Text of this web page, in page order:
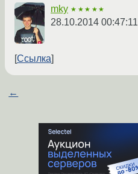
mky ★★★★★
28.10.2014
Ссылка
←